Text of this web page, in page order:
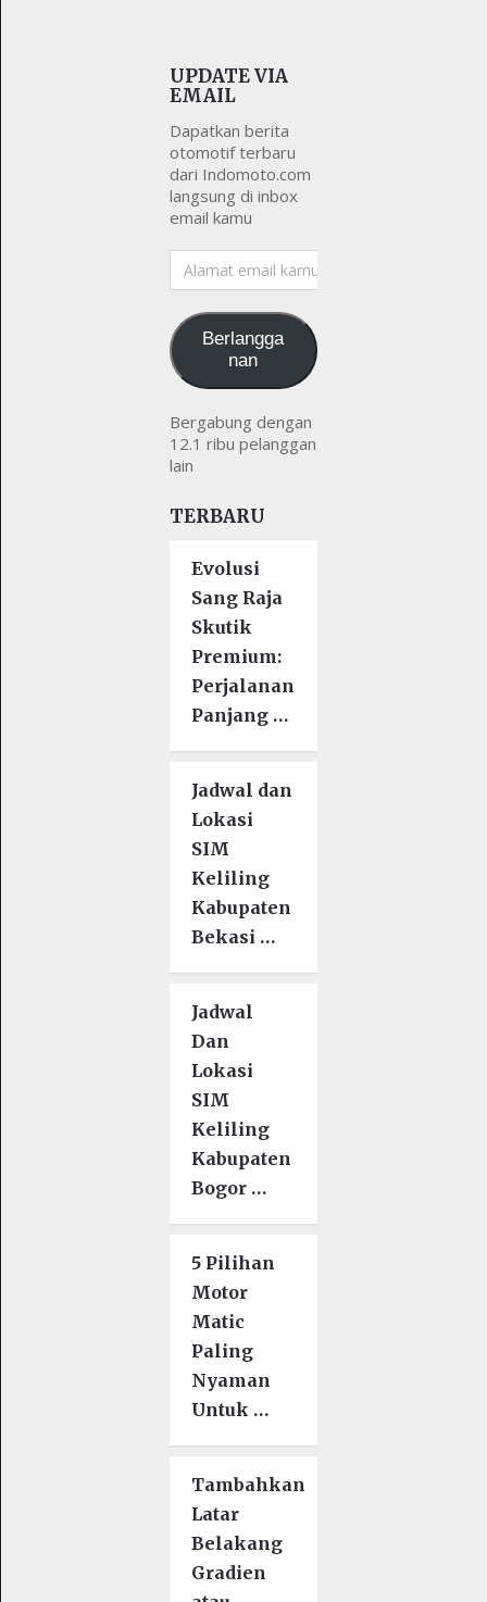
UPDATE VIA
EMAIL
Dapatkan berita
otomotif terbaru
dari Indomoto.com
langsung di inbox
email kamu
Alamat
email
Berlangga
nan
Bergabung dengan
12.1 ribu pelanggan
lain
TERBARU
Evolusi
Sang Raja
Skutik
Premium:
Perjalanan
Panjang …
Jadwal dan
Lokasi
SIM
Keliling
Kabupaten
Bekasi …
Jadwal
Dan
Lokasi
SIM
Keliling
Kabupaten
Bogor …
5 Pilihan
Motor
Matic
Paling
Nyaman
Untuk …
Tambahkan
Latar
Belakang
Gradien